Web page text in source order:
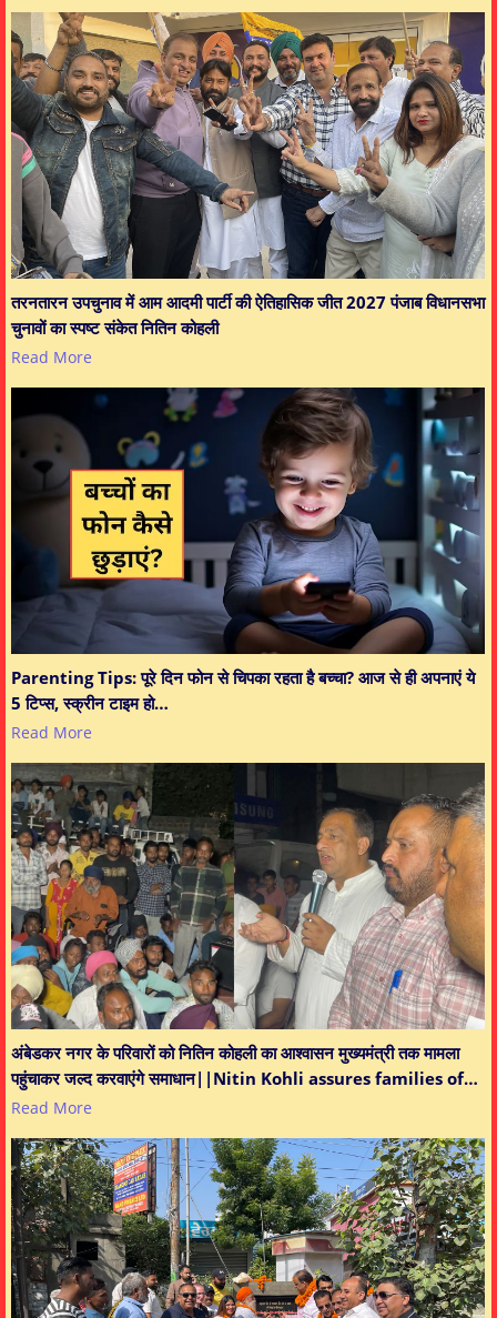
तरनतारन उपचुनाव में आम आदमी पार्टी की ऐतिहासिक जीत 2027 पंजाब विधानसभा
चुनावों का स्पष्ट संकेत नितिन कोहली
Read More
Parenting Tips: पूरे दिन फोन से चिपका रहता है बच्चा? आज से ही अपनाएं ये
5 टिप्स, स्क्रीन टाइम हो…
Read More
अंबेडकर नगर के परिवारों को नितिन कोहली का आश्वासन मुख्यमंत्री तक मामला
पहुंचाकर जल्द करवाएंगे समाधान||Nitin Kohli assures families of…
Read More